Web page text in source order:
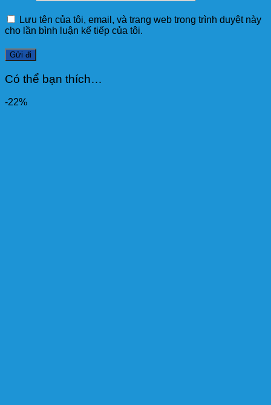
Lưu tên của tôi, email, và trang web trong trình duyệt này
cho lần bình luận kế tiếp của tôi.
Có thể bạn thích…
-22%